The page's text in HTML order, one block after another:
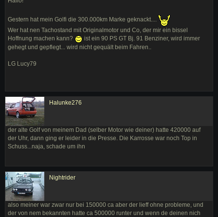
Gestern hat mein Golfi die 300.000km Marke geknackt....
Wer hat nen Tachostand mit Originalmotor und Co, der mir ein bissel
Hoffnung machen kann?
ist ein 90 PS GT Bj. 91 Benziner, wird immer
gehegt und gepflegt... wird nicht gequält beim Fahren..
LG Lucy79
Halunke276
der alte Golf von meinem Dad (selber Motor wie deiner) hatte 420000 auf
der Uhr, dann ging er leider in die Presse. Die Karrosse war noch Top in
Schuss...naja, schade um ihn
Nightrider
also meiner war zwar nur bei 150000 ca aber der lieff ohne probleme, und
der von nem bekannten hatte ca 500000 runter und wenn de deinen nich